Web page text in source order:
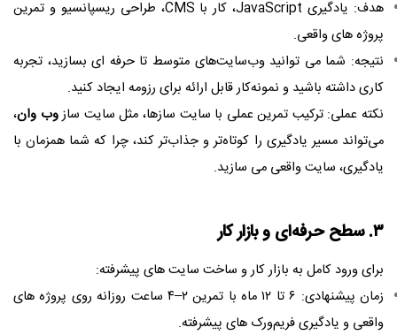
هدف: یادگیری JavaScript، کار با CMS، طراحی ریسپانسیو و تمرین
پروژه‌ های واقعی.
نتیجه: شما می‌ توانید وب‌سایت‌های متوسط تا حرفه‌ ای بسازید، تجربه
کاری داشته باشید و نمونه‌کار قابل ارائه برای رزومه ایجاد کنید.
نکته عملی: ترکیب تمرین عملی با سایت‌ سازها، مثل سایت سازوب وان،
می‌تواند مسیر یادگیری را کوتاه‌تر و جذاب‌تر کند، چرا که شما همزمان با
یادگیری، سایت واقعی می‌ سازید.
۳. سطح حرفه‌ای و بازار کار
برای ورود کامل به بازار کار و ساخت سایت‌ های پیشرفته:
زمان پیشنهادی: ۶ تا ۱۲ ماه با تمرین ۲–۴ ساعت روزانه روی پروژه‌ های
واقعی و یادگیری فریم‌ورک‌ های پیشرفته.